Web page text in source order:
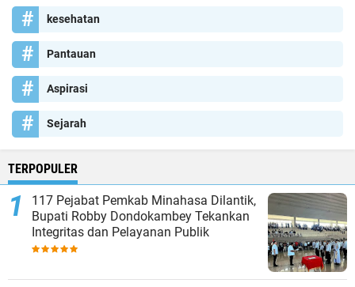
kesehatan
Pantauan
Aspirasi
Sejarah
TERPOPULER
117 Pejabat Pemkab Minahasa Dilantik,
Bupati Robby Dondokambey Tekankan
Integritas dan Pelayanan Publik